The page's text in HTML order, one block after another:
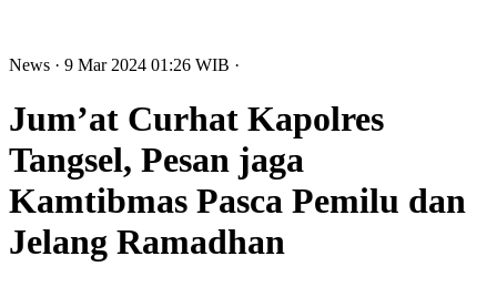
News · 9 Mar 2024 01:26 WIB ·
Jum’at Curhat Kapolres
Tangsel, Pesan jaga
Kamtibmas Pasca Pemilu dan
Jelang Ramadhan